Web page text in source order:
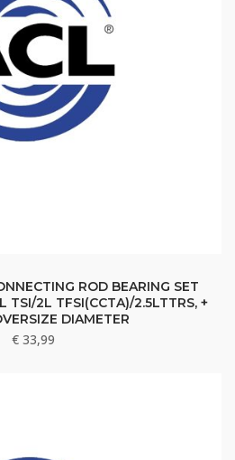
ROD BEARING SET
TSI/2L TFSI(CCTA)/2.5LTTRS, +
DIAMETER
€ 33,99